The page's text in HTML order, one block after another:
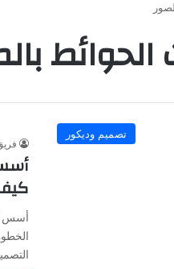
الحوائط
تصميم وديكور
أسس